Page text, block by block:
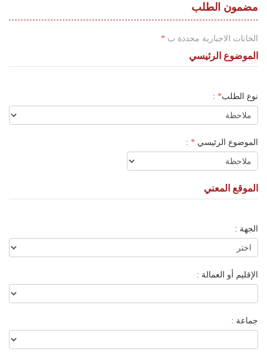
Français
مضمون الطلب
الخانات الاجبارية محددة ب *
الموضوع الرئيسي
نوع الطلب*
:
الموضوع الرئيسي *
:
الموقع المعني
الجهة :
الإقليم أو العمالة :
جماعة :